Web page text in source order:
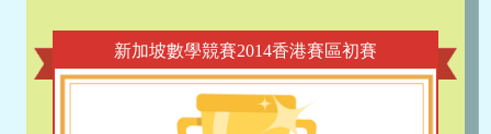
新加坡數學競賽2014香港賽區初賽